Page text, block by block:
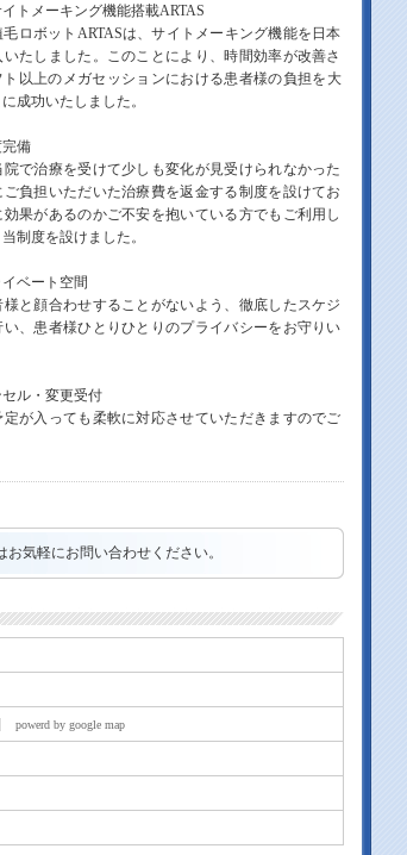
トメーキング機能搭載ARTAS
毛ロボットARTASは、サイトメーキング機能を日本
たしました。このことにより、時間効率が改善さ
ト以上のメガセッションにおける患者様の負担を大
成功いたしました。
備
院で治療を受けて少しも変化が見受けられなかった
負担いただいた治療費を返金する制度を設けてお
効果があるのかご不安を抱いている方でもご利用し
制度を設けました。
ベート空間
様と顔合わせすることがないよう、徹底したスケジ
い、患者様ひとりひとりのプライバシーをお守りい
ル・変更受付
定が入っても柔軟に対応させていただきますのでご
気軽にお問い合わせください。
powerd by google map